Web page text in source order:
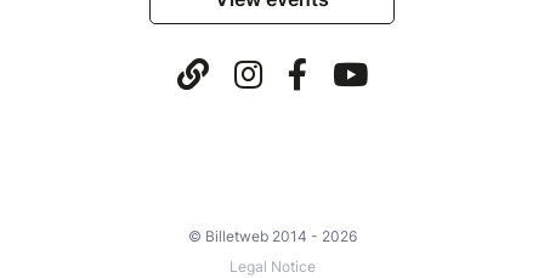
© Billetweb 2014 - 2026
Legal Notice